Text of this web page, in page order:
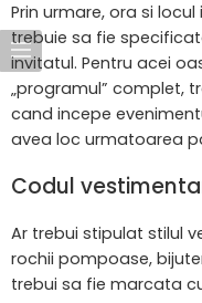
Prin urmare, ora si
trebuie sa fie
invitatul. Pentru acei
„programul” complet,
cand incepe
avea loc urmatoarea
Codul
Ar trebui stipulat stilul
rochii pompoase,
trebui sa fie marcata